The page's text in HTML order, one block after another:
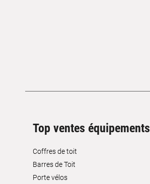
Top ventes équipements
Coffres de toit
Barres de Toit
Porte vélos